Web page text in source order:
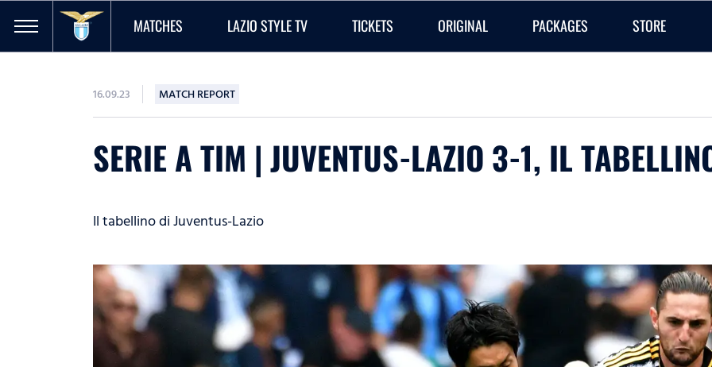
MATCHES LAZIO STYLE TV TICKETS ORIGINAL PACKAGES STORE
16.09.23 MATCH REPORT
SERIE A TIM | JUVENTUS-LAZIO 3-1, IL
Il tabellino di Juventus-Lazio